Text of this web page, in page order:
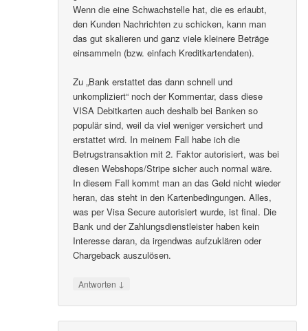
Wenn die eine Schwachstelle hat, die es erlaubt,
den Kunden Nachrichten zu schicken, kann man
das gut skalieren und ganz viele kleinere Beträge
einsammeln (bzw. einfach Kreditkartendaten).
Zu „Bank erstattet das dann schnell und
unkompliziert“ noch der Kommentar, dass diese
VISA Debitkarten auch deshalb bei Banken so
populär sind, weil da viel weniger versichert und
erstattet wird. In meinem Fall habe ich die
Betrugstransaktion mit 2. Faktor autorisiert, was bei
diesen Webshops/Stripe sicher auch normal wäre.
In diesem Fall kommt man an das Geld nicht wieder
heran, das steht in den Kartenbedingungen. Alles,
was per Visa Secure autorisiert wurde, ist final. Die
Bank und der Zahlungsdienstleister haben kein
Interesse daran, da irgendwas aufzuklären oder
Chargeback auszulösen.
Antworten ↓